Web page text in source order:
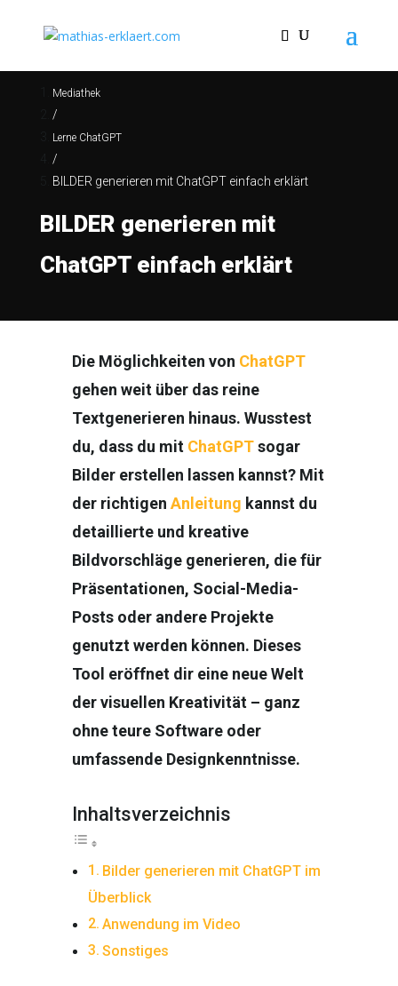
Mediathek
/
Lerne ChatGPT
/
BILDER generieren mit ChatGPT einfach erklärt
BILDER generieren mit
ChatGPT einfach erklärt
Die Möglichkeiten von ChatGPT
gehen weit über das reine
Textgenerieren hinaus. Wusstest
du, dass du mit ChatGPTsogar
Bilder erstellen lassen kannst? Mit
der richtigen Anleitung kannst du
detaillierte und kreative
Bildvorschläge generieren, die für
Präsentationen, Social-Media-
Posts oder andere Projekte
genutzt werden können. Dieses
Tool eröffnet dir eine neue Welt
der visuellen Kreativität – ganz
ohne teure Software oder
umfassende Designkenntnisse.
Inhaltsverzeichnis
Bilder generieren mit ChatGPT im
Überblick
Anwendung im Video
Sonstiges